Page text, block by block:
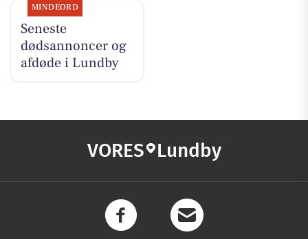
MINDEORD
Seneste
dødsannoncer og
afdøde i Lundby
VORES Lundby